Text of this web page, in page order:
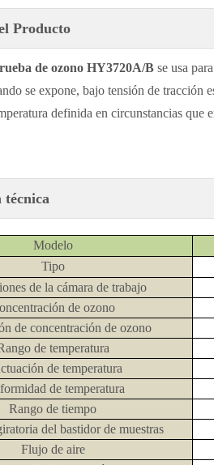
Producto
de ozono HY3720A/B se usa
se expone, bajo tensión de tracción
definida en circunstancias que
técnica
Modelo
Tipo
de la cámara de trabajo
de ozono
de concentración de ozono
de temperatura
de temperatura
de temperatura
Rango de tiempo
del bastidor de muestras
Flujo de aire